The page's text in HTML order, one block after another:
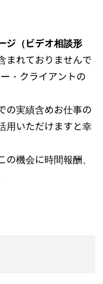
ジ（ビデオ相談形
まれておりませんで
・クライアントの
の実績含めお仕事の
用いただけますと幸
機会に時間報酬、